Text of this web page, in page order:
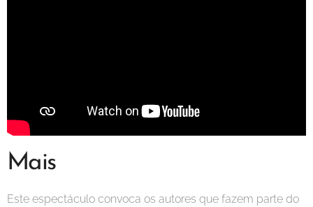
Mais
Este espectáculo convoca os autores que fazem parte do